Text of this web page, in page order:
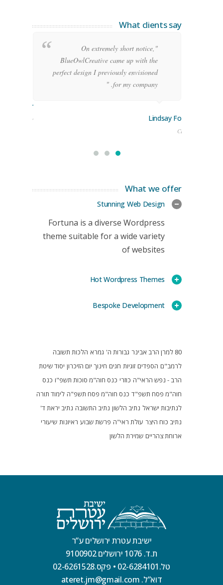
What clients say
"On extremely short notice,
BlueOwlCreative came up with the
perfect design I previously envisioned
for my company. "
Lindsay Ford
CEO
Stoner
Manager
What we offer
Stunning Web Design
Fortuna is a diverse Wordpress
theme suitable for a wide variety
of websites
Hot Wordpress Themes
Bespoke Development
80 למרן הרב אבינר גבורות ה' גמרא הלכות תשובה
לרמב"ם הספדים זוגיות חגים חינוך יום הזיכרון יסוד שיטת
הרב - נפש הראי"ה כוזרי כנס חוה"מ סוכות תשפ"ו כנס
חוה"מ פסח תשפ"ד כנס חוה"מ פסח תשפ"ה לימוד תורה
לנתיבות ישראל נתיב הלשון נתיב התשובה נתיב יראת ד'
נתיב כוח היצר עולת ראי"ה פרשת שבוע ראיונות שיעורי
ארוחת צהריים שמירת הלשון
ישיבת עטרת ירושלים ע”ר
ת.ד. 1076 ירושלים 9100902
טל.02-6284101
• פקס.02-6261528
דוא”ל. ateret.jm@gmail.com